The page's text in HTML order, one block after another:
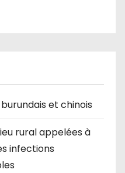
et chinois
rural appelées à
infections